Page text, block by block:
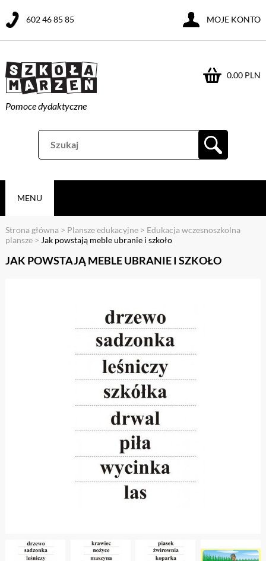
Pomoce dydaktyczne
0.00 PLN
602 46 85 85 MOJE KONTO
MENU
Strona główna > Plansze edukacyjne> Edukacja wczesnoszkolna
plansze> Jak powstają meble ubranie i szkoło
JAK POWSTAJĄ MEBLE UBRANIE I SZKOŁO